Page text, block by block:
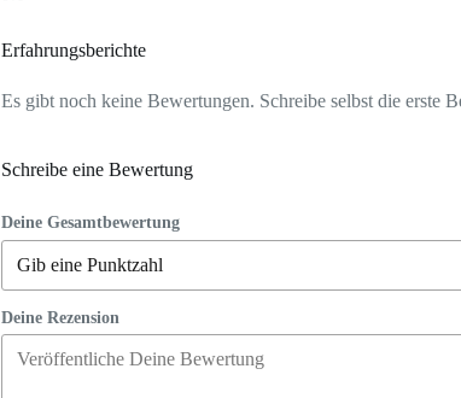
Erfahrungsberichte
Es gibt noch keine Bewertungen. Schreibe selbst die erste
Schreibe eine Bewertung
Deine Gesamtbewertung
Deine Rezension